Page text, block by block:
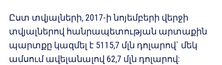
Ըստ տվյալների, 2017-ի նոյեմբերի վերջի
տվյալներով հանրապետության արտաքին
պարտքը կազմել է 5115,7 մլն դոլարով` մեկ
ամսում ավելանալով 62,7 մլն դոլարով: